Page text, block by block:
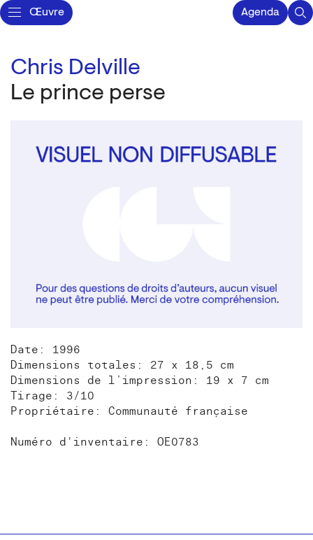
Œuvre Agenda
Chris Delville
Le prince perse
Date: 1996
Dimensions totales: 27 x 18,5 cm
Dimensions de l’impression: 19 x 7 cm
Tirage: 3/10
Propriétaire: Communauté française
Numéro d'inventaire: OE0783